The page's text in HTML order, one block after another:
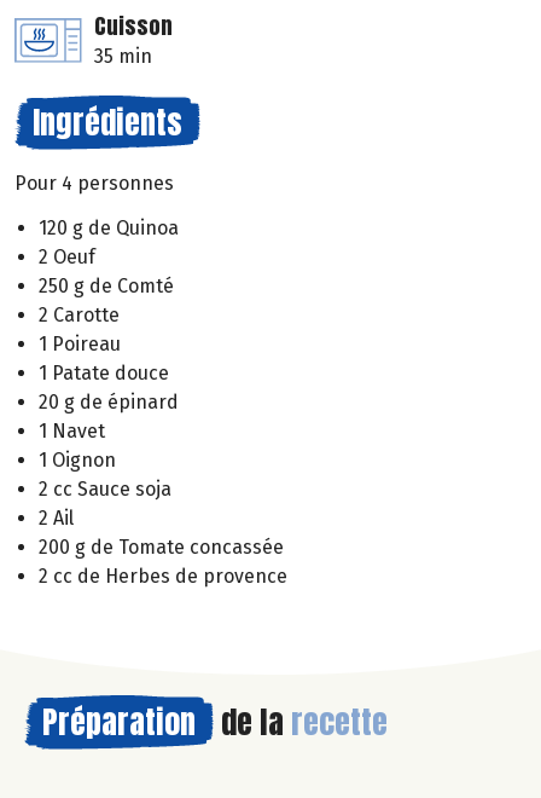
Cuisson
35 min
Ingrédients
Pour 4 personnes
120 g de Quinoa
2 Oeuf
250 g de Comté
2 Carotte
1 Poireau
1 Patate douce
20 g de épinard
1 Navet
1 Oignon
2 cc Sauce soja
2 Ail
200 g de Tomate concassée
2 cc de Herbes de provence
Préparation de la recette